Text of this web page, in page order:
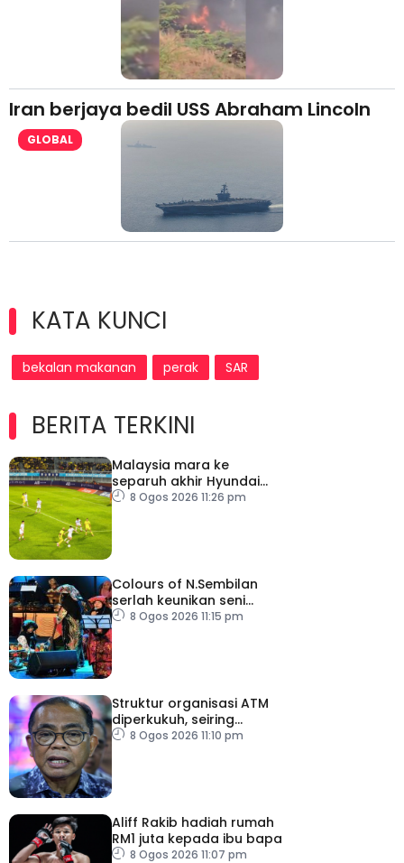
Iran berjaya bedil USS Abraham Lincoln
GLOBAL
KATA KUNCI
bekalan makanan perak SAR
BERITA TERKINI
Malaysia mara ke
separuh akhir Hyundai
ASEAN Cup
8 Ogos 2026 11:26 pm
Colours of N.Sembilan
serlah keunikan seni
budaya negeri beradat
8 Ogos 2026 11:15 pm
Struktur organisasi ATM
diperkukuh, seiring
pemodenan aset
8 Ogos 2026 11:10 pm
Aliff Rakib hadiah rumah
RM1 juta kepada ibu bapa
8 Ogos 2026 11:07 pm